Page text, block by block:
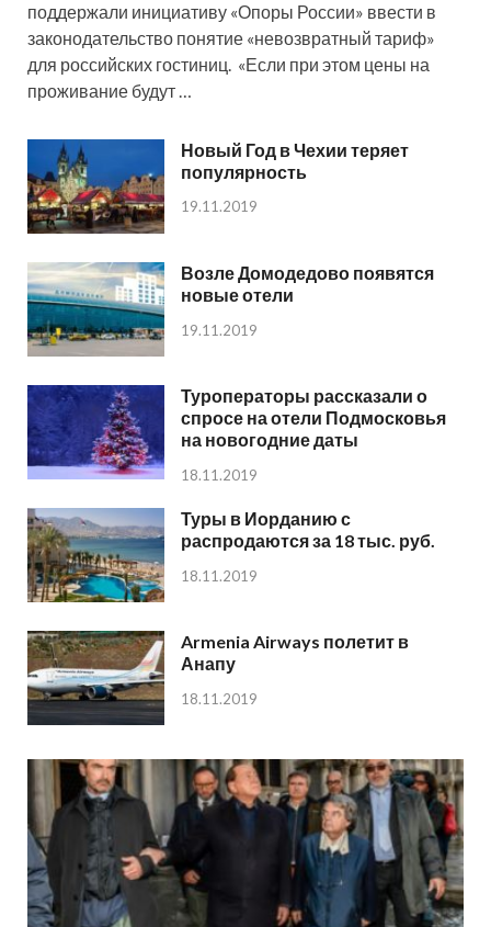
поддержали инициативу «Опоры России» ввести в
законодательство понятие «невозвратный тариф»
для российских гостиниц. «Если при этом цены на
проживание будут …
Новый Год в Чехии теряет
популярность
19.11.2019
Возле Домодедово появятся
новые отели
19.11.2019
Туроператоры рассказали о
спросе на отели Подмосковья
на новогодние даты
18.11.2019
Туры в Иорданию с
распродаются за 18 тыс. руб.
18.11.2019
Armenia Airways полетит в
Анапу
18.11.2019